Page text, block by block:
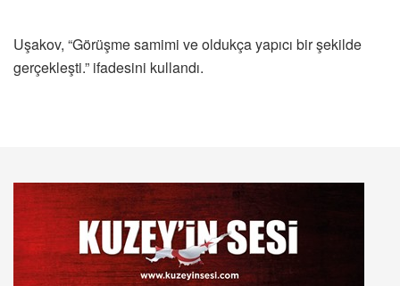
Uşakov, “Görüşme samimi ve oldukça yapıcı bir şekilde
gerçekleşti.” ifadesini kullandı.